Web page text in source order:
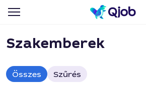
Szakemberek
Összes Szűrés